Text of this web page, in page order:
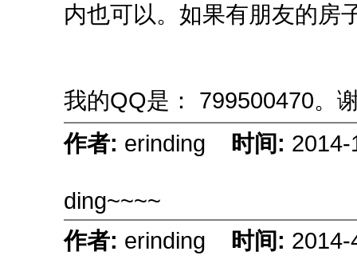
内也可以。如果有朋友的房
我的QQ是： 799500470。
作者: erinding 时间: 2014-
ding~~~~
作者: erinding 时间: 2014-